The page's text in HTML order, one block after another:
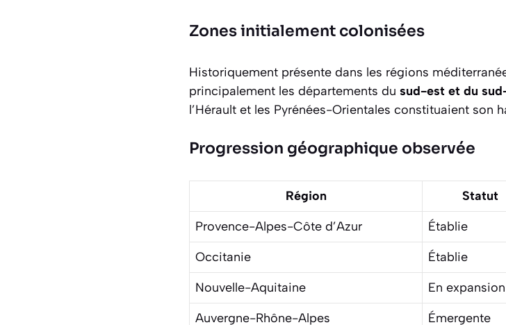
Zones initialement colonisées
Historiquement présente dans les régions
principalement les départements du sud-est et du
l’Hérault et les Pyrénées-Orientales constituaient son
Progression géographique observée
Région Statut
Provence-Alpes-Côte d’Azur
Établie
Occitanie
Établie
Nouvelle-Aquitaine
En expansion
Auvergne-Rhône-Alpes
Émergente